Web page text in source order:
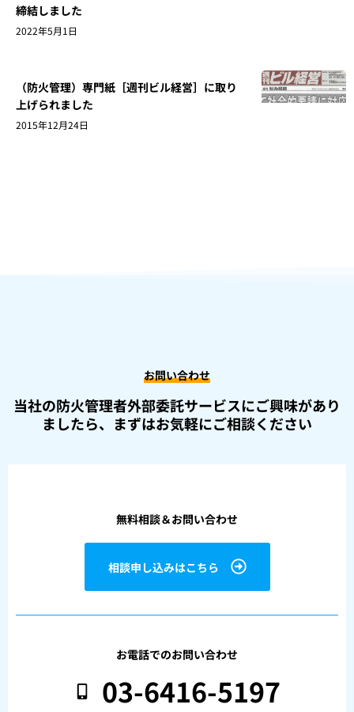
締結しました
2022年5月1日
（防火管理）専門紙［週刊ビル経営］に取り
上げられました
2015年12月24日
お問い合わせ
当社の防火管理者外部委託サービスにご興味があり
ましたら、 まずはお気軽にご相談ください
無料相談＆お問い合わせ
相談申し込みはこちら
お電話でのお問い合わせ
03-6416-5197